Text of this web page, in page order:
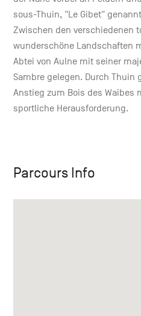
sous-Thuin, "Le Gibet"
Zwischen den verschiedenen
wunderschöne Landschaften
Abtei von Aulne mit seiner
Sambre gelegen. Durch
Anstieg zum Bois des Waibes
sportliche Herausforderung.
Parcours Info